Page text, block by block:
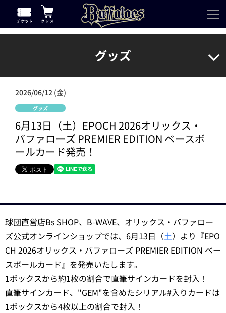
グッズ
2026/06/12 (金)
グッズ
6月13日（土）EPOCH 2026オリックス・
バファローズ PREMIER EDITION ベースボ
ールカード発売！
球団直営店Bs SHOP、B-WAVE、オリックス・バファロー
ズ公式オンラインショップでは、6月13日（土）より『EPO
CH 2026オリックス・バファローズ PREMIER EDITION ベー
スボールカード』を発売いたします。
1ボックスから約1枚の割合で直筆サインカードを封入！
直筆サインカード、"GEM"を含めたシリアル#入りカードは
1ボックスから4枚以上の割合で封入！